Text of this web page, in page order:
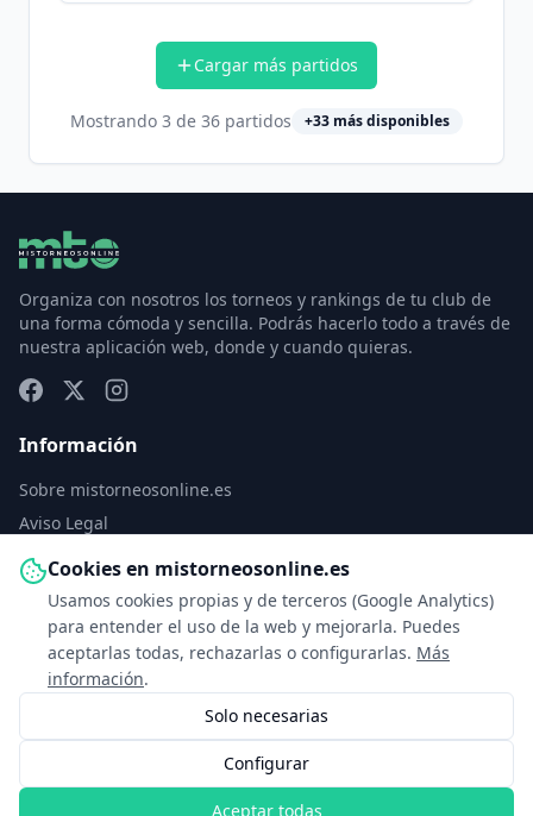
Cookies en mistorneosonline.es
Usamos cookies propias y de terceros (Google Analytics)
para entender el uso de la web y mejorarla. Puedes
aceptarlas todas, rechazarlas o configurarlas. Más
información.
Solo necesarias
Configurar
Aceptar todas
Cargar más partidos
Mostrando 3 de 36 partidos +33 más disponibles
Organiza con nosotros los torneos y rankings de tu club de
una forma cómoda y sencilla. Podrás hacerlo todo a través de
nuestra aplicación web, donde y cuando quieras.
Información
Sobre mistorneosonline.es
Aviso Legal
Política de Privacidad
Política de Cookies
Configurar cookies
Contacto
info@mistorneosonline.es
© 2026 Copyright: mistorneosonline.es